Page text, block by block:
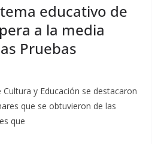
educativo de
a la media
Pruebas
y Educación se destacaron
que se obtuvieron de las
que